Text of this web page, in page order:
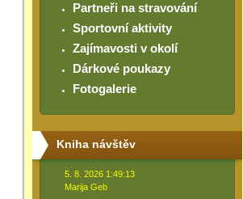
Partneři na stravování
Sportovní aktivity
Zajímavosti v okolí
Dárkové poukazy
Fotogalerie
Kniha návštěv
5. 8. 2026 1:49:13
Marija Geb